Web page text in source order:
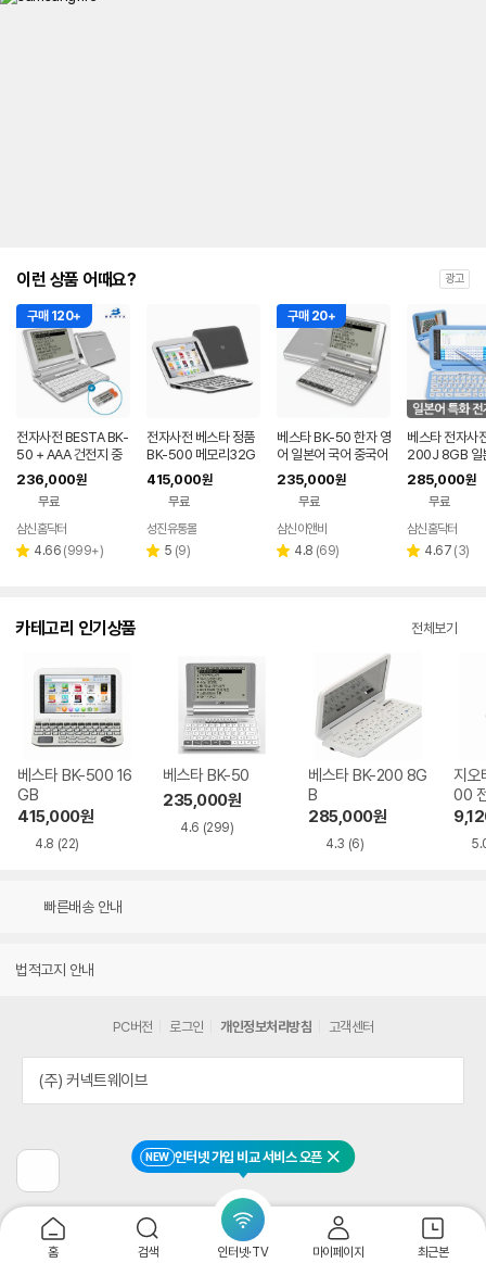
NEW 인터넷 가입 비교 서비스 오픈 닫기
홈 검색 인터넷·TV 마이페이지 최근본
이런 상품 어때요? 광고
구매 120+
전자사전 BESTA BK-
50 + AAA 건전지 중
중한 영어 중국어 토익
다국어
236,000원
무료
삼신홈닥터
별 4.66 리
(999+)
전자사전 베스타 정품
BK-500 메모리32G
B 영영 영어특화 옥스
포드 북웜 콜린스코빌
415,000원
무료
성진유통몰
별 5 리
(9)
구매 20+
베스타 BK-50 한자 영
어 일본어 국어 중국어
어학연수 한영 영영 독
일어 영어 전자사전
235,000원
무료
삼신이앤비
별 4.8 리
(69)
베스타 전자사
200J 8GB 일
습기기
285,000원
무료
삼신홈닥터
별 4.67 리
(3)
카테고리 인기상품 전체보기
베스타 BK-500 16
GB
415,000원
4.8 (22)
베스타 BK-50
235,000원
4.6 (299)
베스타 BK-200 8G
B
285,000원
4.3 (6)
지오
00
기
빠른배송 안내
법적고지 안내
전
페
이
지
PC버전 로그인 개인정보처리방침 고객센터
(주) 커넥트웨이브